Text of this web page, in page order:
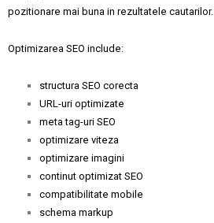
pozitionare mai buna in rezultatele cautarilor.
Optimizarea SEO include:
structura SEO corecta
URL-uri optimizate
meta tag-uri SEO
optimizare viteza
optimizare imagini
continut optimizat SEO
compatibilitate mobile
schema markup